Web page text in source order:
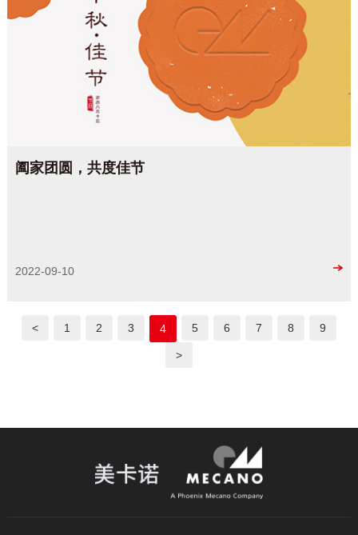
阖家团圆，共度佳节
2022-09-10
< 1 2 3 4 5 6 7 8 9
>